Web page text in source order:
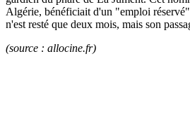
Algérie, bénéficiait d'un "emploi
n'est resté que deux mois, mais son
(source : allocine.fr)